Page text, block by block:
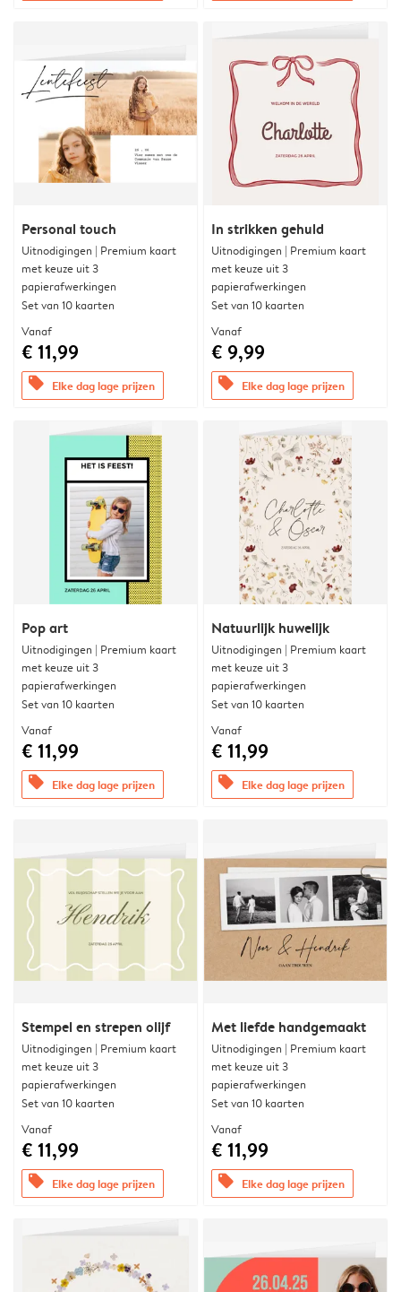
Personal touch
Uitnodigingen | Premium kaart
met keuze uit 3
papierafwerkingen
Set van 10 kaarten
Vanaf
€ 11,99
offers Elke dag lage prijzen
In strikken gehuld
Uitnodigingen | Premium kaart
met keuze uit 3
papierafwerkingen
Set van 10 kaarten
Vanaf
€ 9,99
offers Elke dag lage prijzen
Pop art
Uitnodigingen | Premium kaart
met keuze uit 3
papierafwerkingen
Set van 10 kaarten
Vanaf
€ 11,99
offers Elke dag lage prijzen
Natuurlijk huwelijk
Uitnodigingen | Premium kaart
met keuze uit 3
papierafwerkingen
Set van 10 kaarten
Vanaf
€ 11,99
offers Elke dag lage prijzen
Stempel en strepen olijf
Uitnodigingen | Premium kaart
met keuze uit 3
papierafwerkingen
Set van 10 kaarten
Vanaf
€ 11,99
offers Elke dag lage prijzen
Met liefde handgemaakt
Uitnodigingen | Premium kaart
met keuze uit 3
papierafwerkingen
Set van 10 kaarten
Vanaf
€ 11,99
offers Elke dag lage prijzen